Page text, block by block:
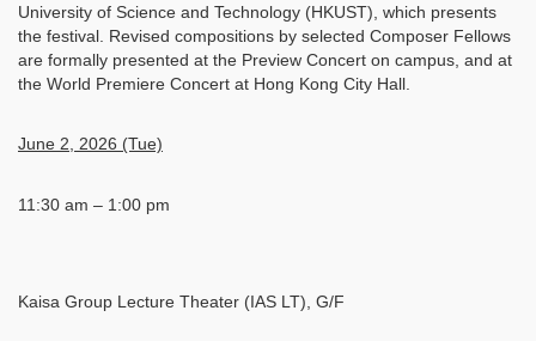
University of Science and Technology (HKUST), which presents
the festival. Revised compositions by selected Composer Fellows
are formally presented at the Preview Concert on campus, and at
the World Premiere Concert at Hong Kong City Hall.
June 2, 2026 (Tue)
11:30 am – 1:00 pm
Kaisa Group Lecture Theater (IAS LT), G/F